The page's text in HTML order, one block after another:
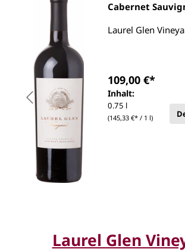
Cabernet
Laurel Glen
Inhalt:
0.75 l
(145,33 €* / 1 l)
109,00 €*
Laurel Glen